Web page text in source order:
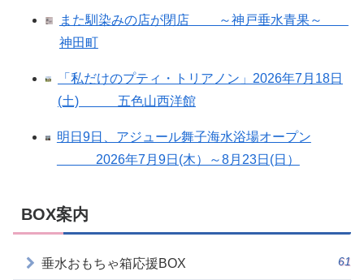
また馴染みの店が閉店 ～神戸垂水青果～
神田町
「私だけのプティ・トリアノン」2026年7月18日
(土) 五色山西洋館
明日9日、アジュール舞子海水浴場オープン
2026年7月9日(木）～8月23日(日）
BOX案内
垂水おもちゃ箱応援BOX 61